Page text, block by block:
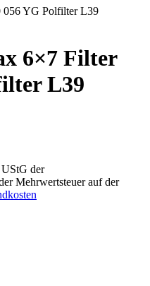
6×7 Filter
L39
der
Mehrwertsteuer auf der